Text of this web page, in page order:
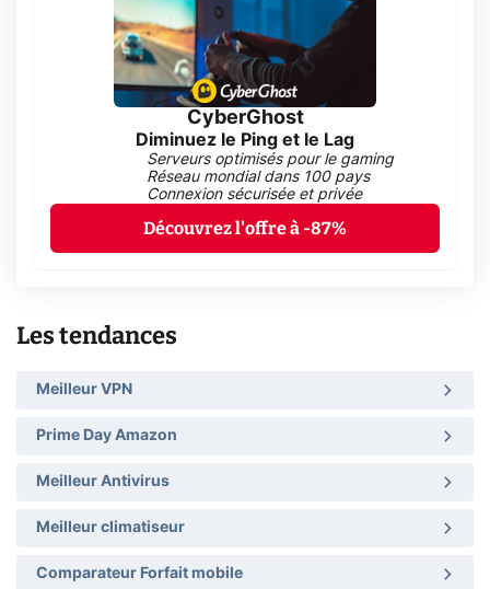
CyberGhost
Diminuez le Ping et le Lag
Serveurs optimisés pour le gaming
Réseau mondial dans 100 pays
Connexion sécurisée et privée
Découvrez l'offre à -87%
Les tendances
Meilleur VPN
Prime Day Amazon
Meilleur Antivirus
Meilleur climatiseur
Comparateur Forfait mobile